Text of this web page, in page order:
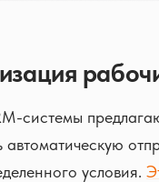
системы
условия.